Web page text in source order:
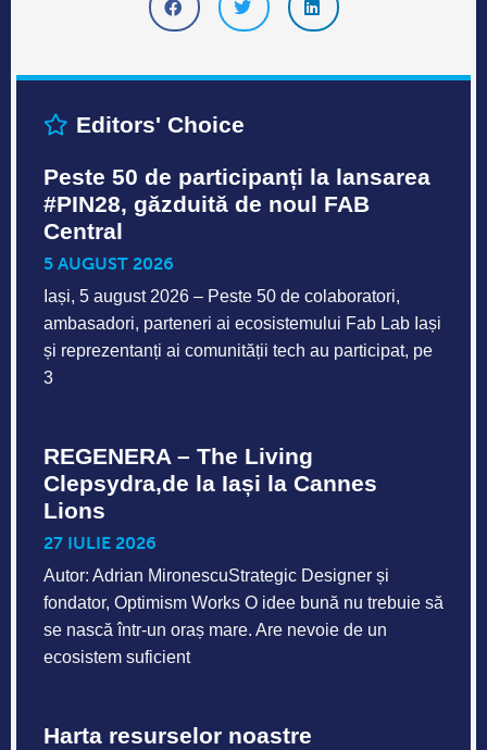
Editors' Choice
Peste 50 de participanți la lansarea
#PIN28, găzduită de noul FAB
Central
5 AUGUST 2026
Iași, 5 august 2026 – Peste 50 de colaboratori,
ambasadori, parteneri ai ecosistemului Fab Lab Iași
și reprezentanți ai comunității tech au participat, pe
3
REGENERA – The Living
Clepsydra,de la Iași la Cannes
Lions
27 IULIE 2026
Autor: Adrian MironescuStrategic Designer și
fondator, Optimism Works O idee bună nu trebuie să
se nască într-un oraș mare. Are nevoie de un
ecosistem suficient
Harta resurselor noastre